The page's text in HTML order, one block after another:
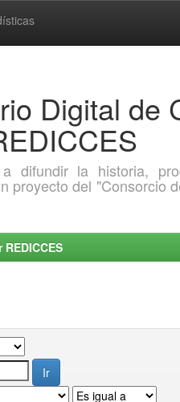
Digital de
difundir la historia,
proyecto del "Consorcio